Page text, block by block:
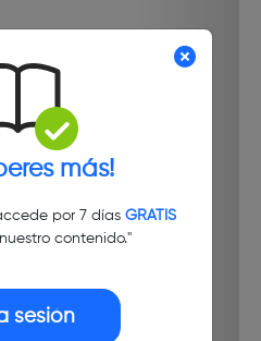
más!
por 7 días GRATIS
contenido."
sesión